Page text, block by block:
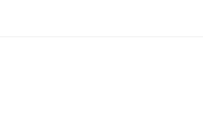
晴朗的日子，蓝天白云绿树江